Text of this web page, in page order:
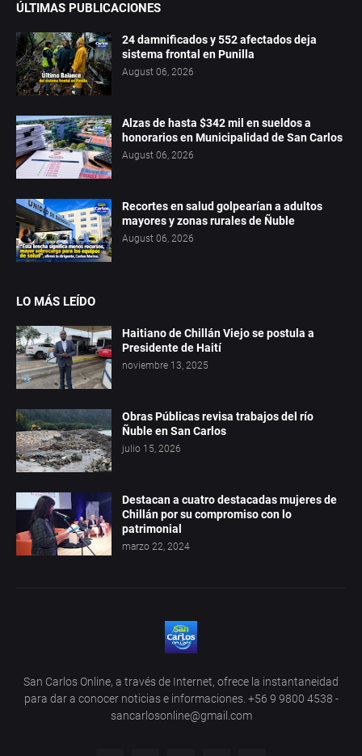
ÚLTIMAS PUBLICACIONES
24 damnificados y 552 afectados deja
sistema frontal en Punilla
August 06, 2026
Alzas de hasta $342 mil en sueldos a
honorarios en Municipalidad de San Carlos
August 06, 2026
Recortes en salud golpearían a adultos
mayores y zonas rurales de Ñuble
August 06, 2026
LO MÁS LEÍDO
Haitiano de Chillán Viejo se postula a
Presidente de Haití
noviembre 13, 2025
Obras Públicas revisa trabajos del río
Ñuble en San Carlos
julio 15, 2026
Destacan a cuatro destacadas mujeres de
Chillán por su compromiso con lo
patrimonial
marzo 22, 2024
San Carlos Online, a través de Internet, ofrece la instantaneidad
para dar a conocer noticias e informaciones. +56 9 9800 4538 -
sancarlosonline@gmail.com